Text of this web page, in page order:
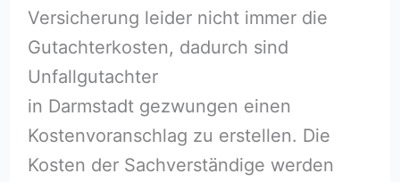
Versicherung leider nicht immer die
Gutachterkosten, dadurch sind
Unfallgutachter
in Darmstadt gezwungen einen
Kostenvoranschlag zu erstellen. Die
Kosten der Sachverständige werden